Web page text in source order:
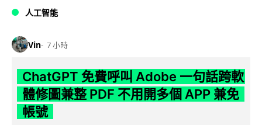
人工智能
Vin 7 小時
ChatGPT 免費呼叫 Adobe 一句話跨軟
體修圖兼整 PDF 不用開多個 APP 兼免
帳號